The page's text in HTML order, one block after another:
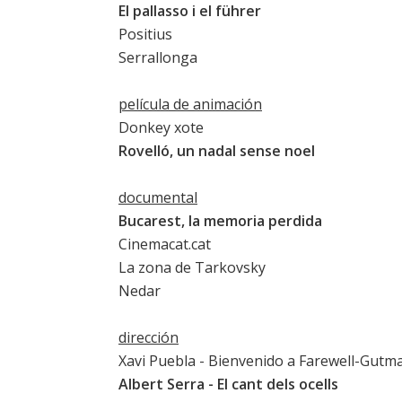
El pallasso i el führer
Positius
Serrallonga
película de animación
Donkey xote
Rovelló, un nadal sense noel
documental
Bucarest, la memoria perdida
Cinemacat.cat
La zona de Tarkovsky
Nedar
dirección
Xavi Puebla - Bienvenido a Farewell-
Albert Serra - El cant dels ocells